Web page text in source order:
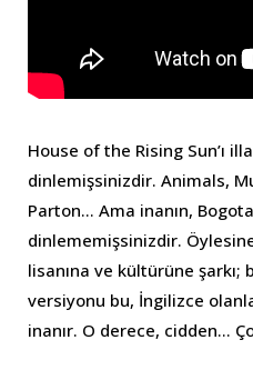
House of the Rising Sun’ı
dinlemişsinizdir. Animals,
Parton… Ama inanın,
dinlememişsinizdir.
lisanına ve kültürüne şarkı;
versiyonu bu, İngilizce
inanır. O derece, cidden…